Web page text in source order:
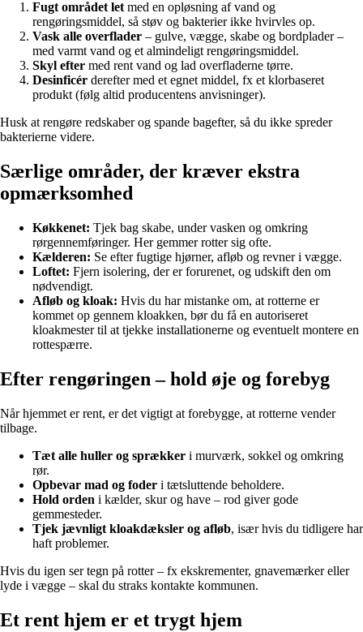
Fugt området let med en opløsning af vand og
rengøringsmiddel, så støv og bakterier ikke hvirvles op.
Vask alle overflader – gulve, vægge, skabe og bordplader –
med varmt vand og et almindeligt rengøringsmiddel.
Skyl efter med rent vand og lad overfladerne tørre.
Desinficér derefter med et egnet middel, fx et klorbaseret
produkt (følg altid producentens anvisninger).
Husk at rengøre redskaber og spande bagefter, så du ikke spreder
bakterierne videre.
Særlige områder, der kræver ekstra
opmærksomhed
Køkkenet: Tjek bag skabe, under vasken og omkring
rørgennemføringer. Her gemmer rotter sig ofte.
Kælderen: Se efter fugtige hjørner, afløb og revner i vægge.
Loftet: Fjern isolering, der er forurenet, og udskift den om
nødvendigt.
Afløb og kloak: Hvis du har mistanke om, at rotterne er
kommet op gennem kloakken, bør du få en autoriseret
kloakmester til at tjekke installationerne og eventuelt montere en
rottespærre.
Efter rengøringen – hold øje og forebyg
Når hjemmet er rent, er det vigtigt at forebygge, at rotterne vender
tilbage.
Tæt alle huller og sprækker i murværk, sokkel og omkring
rør.
Opbevar mad og foder i tætsluttende beholdere.
Hold orden i kælder, skur og have – rod giver gode
gemmesteder.
Tjek jævnligt kloakdæksler og afløb, især hvis du tidligere har
haft problemer.
Hvis du igen ser tegn på rotter – fx ekskrementer, gnavemærker eller
lyde i vægge – skal du straks kontakte kommunen.
Et rent hjem er et trygt hjem